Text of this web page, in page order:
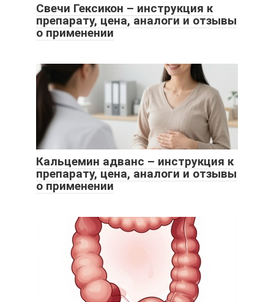
Свечи Гексикон – инструкция к
препарату, цена, аналоги и отзывы
о применении
Кальцемин адванс – инструкция к
препарату, цена, аналоги и отзывы
о применении